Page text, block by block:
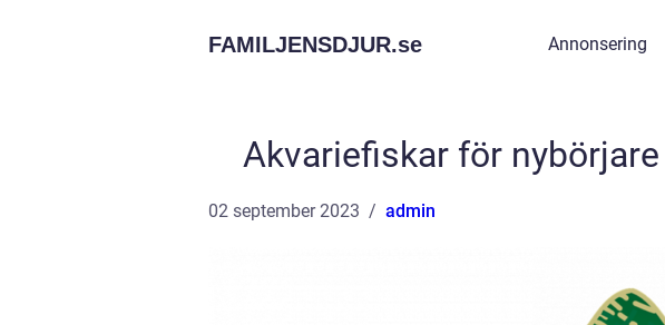
FAMILJENSDJUR.se Annonsering
Akvariefiskar för
02 september 2023 admin